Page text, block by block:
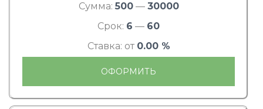
Сумма: 500— 30000
Срок: 6 — 60
Ставка: от 0.00 %
ОФОРМИТЬ